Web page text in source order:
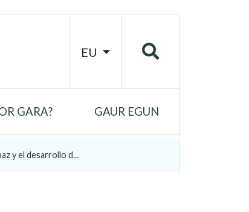
EU
GARA? GAUR EGUN
y el desarrollo d...